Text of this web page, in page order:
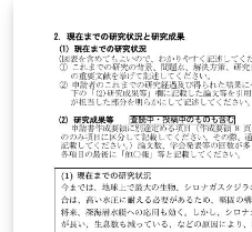
u.ac.jp/~taku/kakenhiLaTeX/